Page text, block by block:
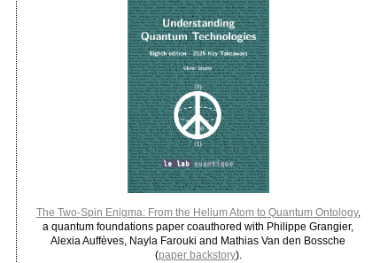
The Two-Spin Enigma: From the Helium Atom to Quantum Ontology,
a quantum foundations paper coauthored with Philippe Grangier,
Alexia Auffèves, Nayla Farouki and Mathias Van den Bossche
(paper backstory).